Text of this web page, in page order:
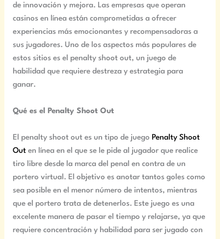
de innovación y mejora. Las empresas que operan
casinos en línea están comprometidas a ofrecer
experiencias más emocionantes y recompensadoras a
sus jugadores. Uno de los aspectos más populares de
estos sitios es el penalty shoot out, un juego de
habilidad que requiere destreza y estrategia para
ganar.
Qué es el Penalty Shoot Out
El penalty shoot out es un tipo de juego Penalty Shoot
Out en línea en el que se le pide al jugador que realice
tiro libre desde la marca del penal en contra de un
portero virtual. El objetivo es anotar tantos goles como
sea posible en el menor número de intentos, mientras
que el portero trata de detenerlos. Este juego es una
excelente manera de pasar el tiempo y relajarse, ya que
requiere concentración y habilidad para ser jugado con